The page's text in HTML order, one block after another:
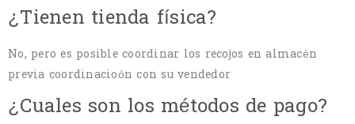
¿Tienen tienda física?
No, pero es posible coordinar los recojos en almacén
previa coordinacioón con su vendedor
¿Cuales son los métodos de pago?